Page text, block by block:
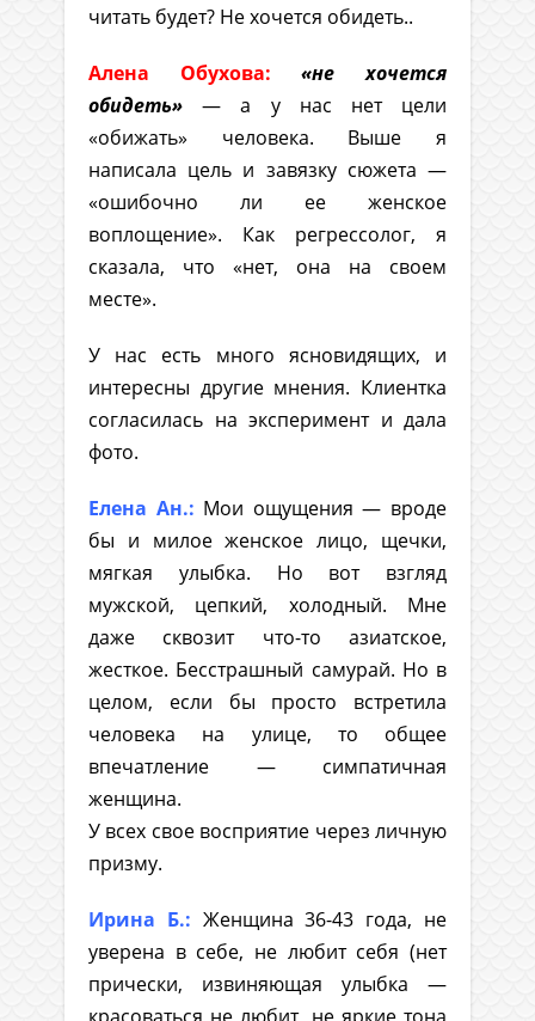
читать будет? Не хочется обидеть..
Алена Обухова:
«не хочется
обидеть» — а у нас нет цели
«обижать» человека. Выше я
написала цель и завязку сюжета —
«ошибочно ли ее женское
воплощение». Как регрессолог, я
сказала, что «нет, она на своем
месте».
У нас есть много ясновидящих, и
интересны другие мнения. Клиентка
согласилась на эксперимент и дала
фото.
Елена Ан.: Мои ощущения — вроде
бы и милое женское лицо, щечки,
мягкая улыбка. Но вот взгляд
мужской, цепкий, холодный. Мне
даже сквозит что-то азиатское,
жесткое. Бесстрашный самурай. Но в
целом, если бы просто встретила
человека на улице, то общее
впечатление — симпатичная
женщина.
У всех свое восприятие через личную
призму.
Ирина Б.: Женщина 36-43 года, не
уверена в себе, не любит себя (нет
прически, извиняющая улыбка —